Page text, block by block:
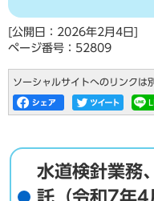
[公開日：2026年2月4日]
ページ番号：52809
ソーシャルサイトへのリンクは
水道検針業務
託（令和7年4